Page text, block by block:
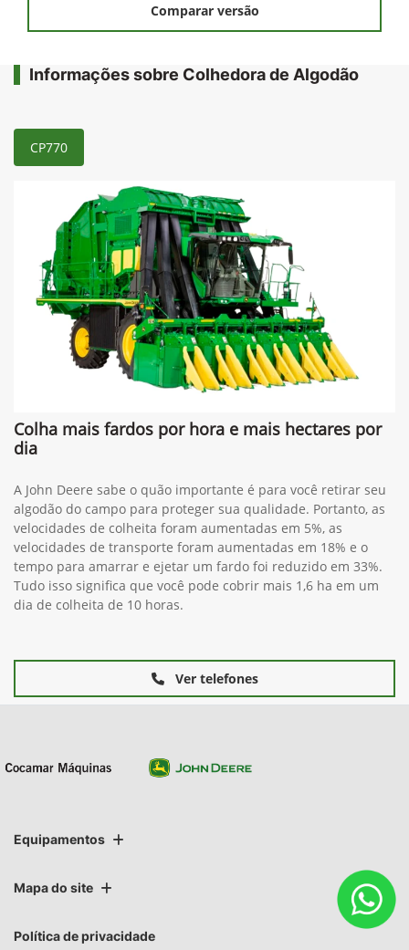
Comparar versão
Informações sobre Colhedora de Algodão
CP770
Colha mais fardos por hora e mais hectares por
dia
A John Deere sabe o quão importante é para você retirar seu
algodão do campo para proteger sua qualidade. Portanto, as
velocidades de colheita foram aumentadas em 5%, as
velocidades de transporte foram aumentadas em 18% e o
tempo para amarrar e ejetar um fardo foi reduzido em 33%.
Tudo isso significa que você pode cobrir mais 1,6 ha em um
dia de colheita de 10 horas.
Ver telefones
Equipamentos
Mapa do site
Política de privacidade